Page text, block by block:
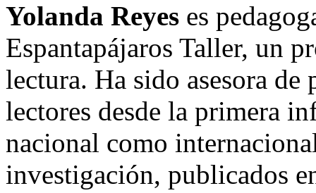
Yolanda Reyes es
Espantapájaros Taller, un
lectura. Ha sido asesora
lectores desde la primera
nacional como
investigación, publicados